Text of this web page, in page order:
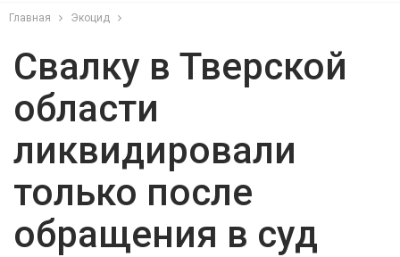
Главная Экоцид
Свалку в Тверской
области
ликвидировали
только после
обращения в суд